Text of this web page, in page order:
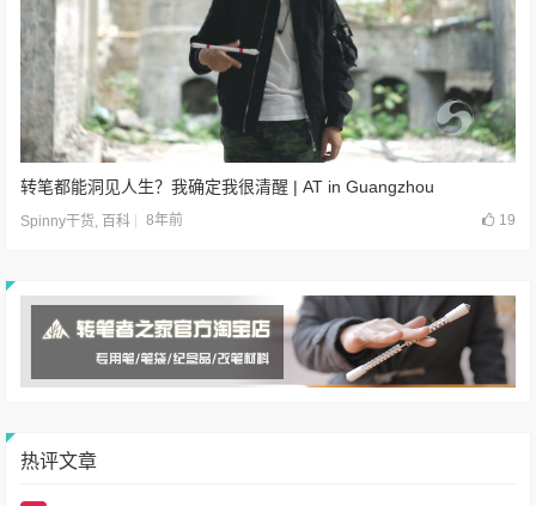
转笔都能洞见人生？我确定我很清醒 | AT in Guangzhou
Spinny干货, 百科 8年前 19
热评文章